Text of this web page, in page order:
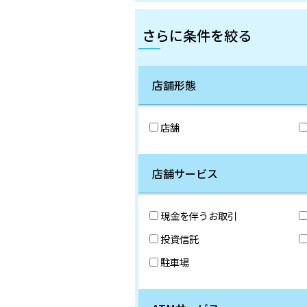
さらに条件を絞る
店舗形態
店舗
店舗サービス
現金を伴うお取引
投資信託
駐車場